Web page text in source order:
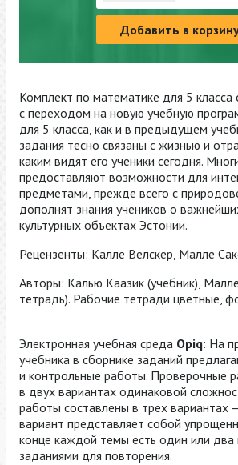
Добавить в
Комплект по математике для 5 класса
с переходом на новую учебную
для 5 класса, как и в предыдущем
задания тесно связаны с жизнью и
каким видят его ученики сегодня.
предоставляют возможности для
предметами, прежде всего с
дополнят знания учеников о
культурных объектах Эстонии.
Рецензенты: Калле Велскер, Малле
Авторы: Калью Каазик (учебник),
тетрадь). Рабочие тетради цветные,
Электронная учебная среда Opiq: На
учебника в сборнике заданий
и контрольные работы. Проверочные
в двух вариантах одинаковой
работы составлены в трех вариантах
вариант представляет собой
конце каждой темы есть один или два
заданиями для повторения.